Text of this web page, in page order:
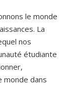
le monde
La
nos
étudiante
monde dans